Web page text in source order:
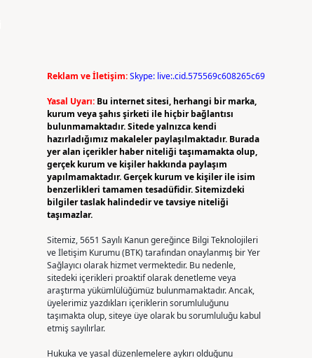
Reklam ve İletişim:Skype: live:.cid.575569c608265c69
Yasal Uyarı: Bu internet sitesi, herhangi bir marka,
kurum veya şahıs şirketi ile hiçbir bağlantısı
bulunmamaktadır. Sitede yalnızca kendi
hazırladığımız makaleler paylaşılmaktadır. Burada
yer alan içerikler haber niteliği taşımamakta olup,
gerçek kurum ve kişiler hakkında paylaşım
yapılmamaktadır. Gerçek kurum ve kişiler ile isim
benzerlikleri tamamen tesadüfidir. Sitemizdeki
bilgiler taslak halindedir ve tavsiye niteliği
taşımazlar.
Sitemiz, 5651 Sayılı Kanun gereğince Bilgi Teknolojileri
ve İletişim Kurumu (BTK) tarafından onaylanmış bir Yer
Sağlayıcı olarak hizmet vermektedir. Bu nedenle,
sitedeki içerikleri proaktif olarak denetleme veya
araştırma yükümlülüğümüz bulunmamaktadır. Ancak,
üyelerimiz yazdıkları içeriklerin sorumluluğunu
taşımakta olup, siteye üye olarak bu sorumluluğu kabul
etmiş sayılırlar.
Hukuka ve yasal düzenlemelere aykırı olduğunu